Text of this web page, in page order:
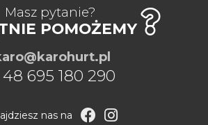
Masz pytanie?
POMOŻEMY
48 695 180 290
nas na